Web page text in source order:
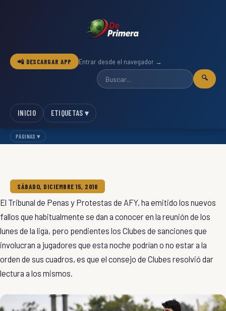
📲 DESCARGAR APP Entrar desde el navegador →
🔍
INICIO ETIQUETAS ▾
PÁGINAS ▾
SÁBADO, DICIEMBRE 15, 2018
El Tribunal de Penas y Protestas de AFY, ha emitido los nuevos
fallos que habitualmente se dan a conocer en la reunión de los
lunes de la liga, pero pendientes los Clubes de sanciones que
involucran a jugadores que esta noche podrían o no estar a la
orden de sus cuadros, es que el consejo de Clubes resolvió dar
lectura a los mismos.